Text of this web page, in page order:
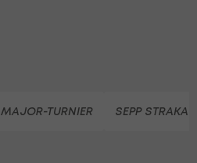
MAJOR-TURNIER SEPP STRAKA